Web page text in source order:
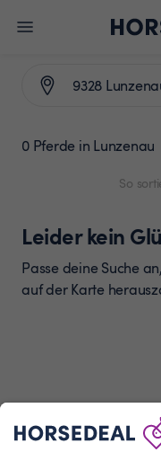
0 Pferde in Lunzenau
So
Leider kein
Passe deine Suche
auf der Karte